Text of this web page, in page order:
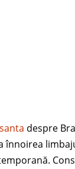
despre
înnoirea